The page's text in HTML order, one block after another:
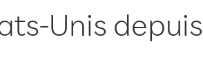
Unis depuis